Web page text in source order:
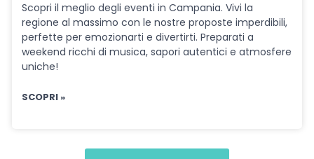
Scopri il meglio degli eventi in Campania. Vivi la
regione al massimo con le nostre proposte imperdibili,
perfette per emozionarti e divertirti. Preparati a
weekend ricchi di musica, sapori autentici e atmosfere
uniche!
SCOPRI »